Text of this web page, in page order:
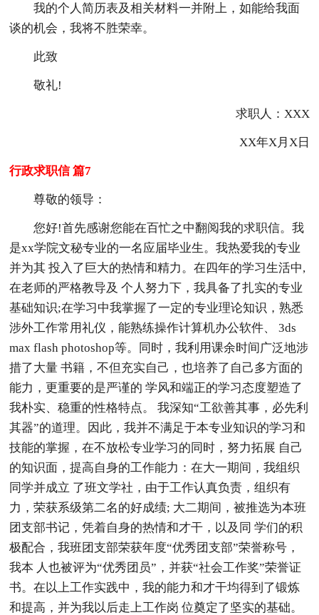
我的个人简历表及相关材料一并附上，如能给我面
谈的机会，我将不胜荣幸。
此致
敬礼!
求职人：XXX
XX年X月X日
行政求职信 篇7
尊敬的领导：
您好!首先感谢您能在百忙之中翻阅我的求职信。我
是xx学院文秘专业的一名应届毕业生。我热爱我的专业
并为其 投入了巨大的热情和精力。在四年的学习生活中,
在老师的严格教导及 个人努力下，我具备了扎实的专业
基础知识;在学习中我掌握了一定的专业理论知识，熟悉
涉外工作常用礼仪，能熟练操作计算机办公软件、 3ds
max flash photoshop等。同时，我利用课余时间广泛地涉
措了大量 书籍，不但充实自己，也培养了自己多方面的
能力，更重要的是严谨的 学风和端正的学习态度塑造了
我朴实、稳重的性格特点。 我深知“工欲善其事，必先利
其器”的道理。因此，我并不满足于本专业知识的学习和
技能的掌握，在不放松专业学习的同时，努力拓展 自己
的知识面，提高自身的工作能力：在大一期间，我组织
同学并成立 了班文学社，由于工作认真负责，组织有
力，荣获系级第二名的好成绩; 大二期间，被推选为本班
团支部书记，凭着自身的热情和才干，以及同 学们的积
极配合，我班团支部荣获年度“优秀团支部”荣誉称号，
我本 人也被评为“优秀团员”，并获“社会工作奖”荣誉证
书。在以上工作实践中，我的能力和才干均得到了锻炼
和提高，并为我以后走上工作岗 位奠定了坚实的基础。